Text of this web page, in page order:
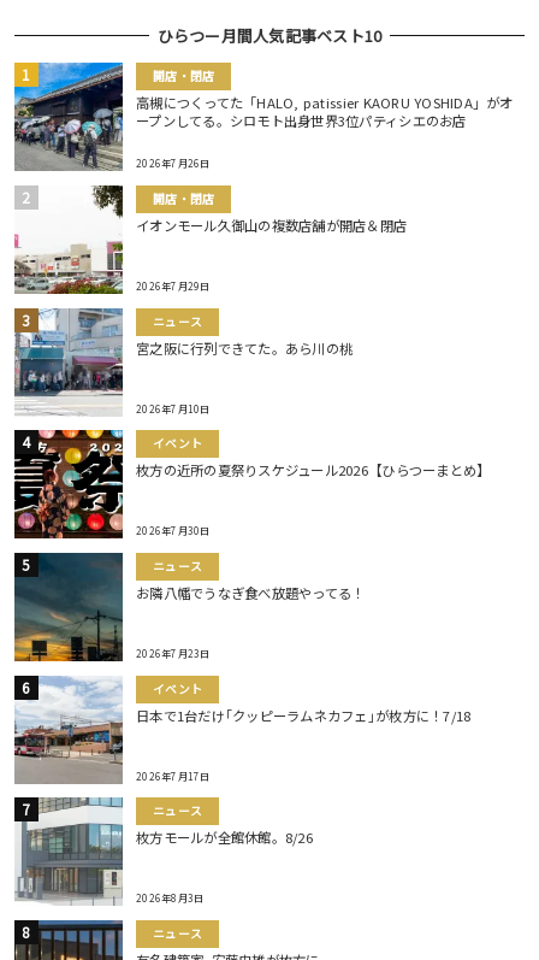
ひらつー月間人気記事ベスト10
開店・閉店
高槻につくってた「HALO, patissier KAORU YOSHIDA」がオ
ープンしてる。シロモト出身世界3位パティシエのお店
2026年7月26日
開店・閉店
イオンモール久御山の複数店舗が開店＆閉店
2026年7月29日
ニュース
宮之阪に行列できてた。あら川の桃
2026年7月10日
イベント
枚方の近所の夏祭りスケジュール2026【ひらつーまとめ】
2026年7月30日
ニュース
お隣八幡でうなぎ食べ放題やってる！
2026年7月23日
イベント
日本で1台だけ｢クッピーラムネカフェ｣が枚方に！7/18
2026年7月17日
ニュース
枚方モールが全館休館。8/26
2026年8月3日
ニュース